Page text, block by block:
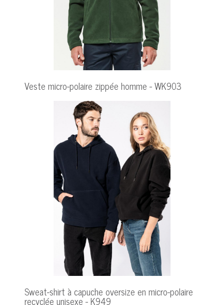
Veste micro-polaire zippée homme - WK903
Sweat-shirt à capuche oversize en micro-polaire
recyclée unisexe - K949